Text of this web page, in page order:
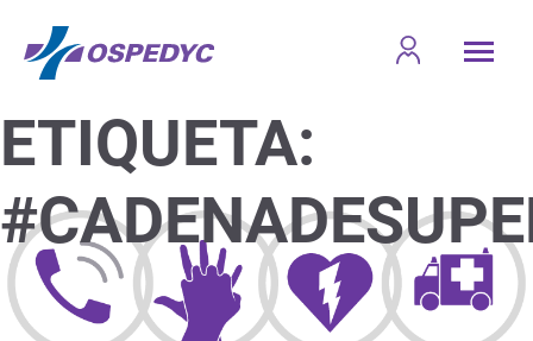
ETIQUETA: